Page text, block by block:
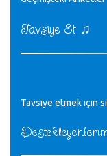
♪
CÜNEYT
Tavsiye Et ♫
Tavsiye etmek için